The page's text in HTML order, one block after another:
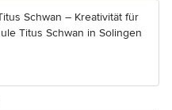
Schwan – Kreativität für
Titus Schwan in Solingen